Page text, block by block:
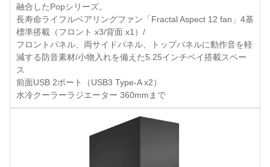
融合したPopシリーズ。
長寿命ライフルベアリングファン「Fractal Aspect 12 fan」4基
標準搭載（フロント x3/背面 x1）/
フロントパネル、両サイドパネル、トップパネルに動作音を軽
減する防音素材/小物入れを備えた5.25インチベイ搭載スペー
ス
前面USB 2ポート（USB3 Type-A x2）
水冷クーラーラジエーター 360mmまで